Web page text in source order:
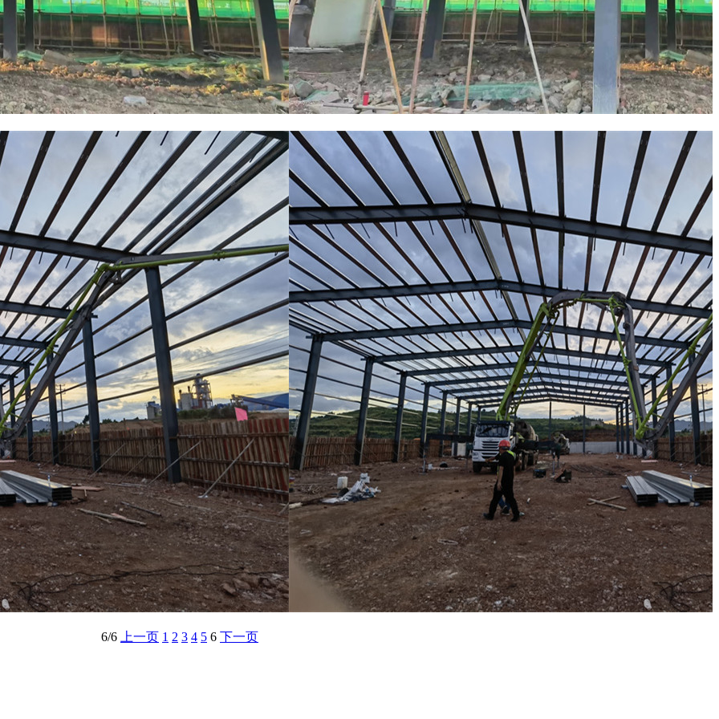
6/6 上一页 1 2 3 4 5 6 下一页